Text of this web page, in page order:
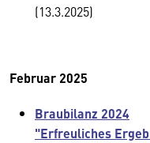
(13.3.2025)
Februar 2025
Braubilanz 2024
"Erfreuliches